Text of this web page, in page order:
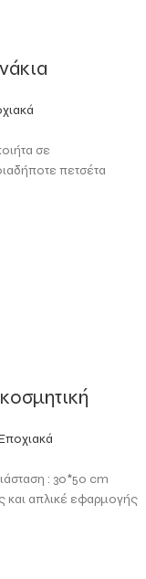
σε
πετσέτα
: 30*50 cm
και απλικέ εφαρμογής